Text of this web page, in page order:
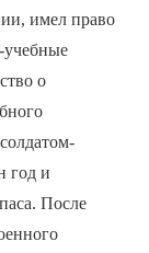
имел право
учебные
о
год и
После